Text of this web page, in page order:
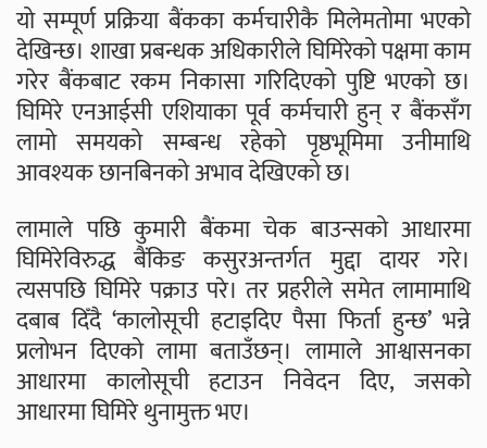
यो सम्पूर्ण प्रक्रिया बैंकका कर्मचारीकै मिलेमतोमा भएको
देखिन्छ। शाखा प्रबन्धक अधिकारीले घिमिरेको पक्षमा काम
गरेर बैंकबाट रकम निकासा गरिदिएको पुष्टि भएको छ।
घिमिरे एनआईसी एशियाका पूर्व कर्मचारी हुन् र बैंकसँग
लामो समयको सम्बन्ध रहेको पृष्ठभूमिमा उनीमाथि
आवश्यक छानबिनको अभाव देखिएको छ।
लामाले पछि कुमारी बैंकमा चेक बाउन्सको आधारमा
घिमिरेविरुद्ध बैंकिङ कसुरअन्तर्गत मुद्दा दायर गरे।
त्यसपछि घिमिरे पक्राउ परे। तर प्रहरीले समेत लामामाथि
दबाब दिँदै ‘कालोसूची हटाइदिए पैसा फिर्ता हुन्छ’ भन्ने
प्रलोभन दिएको लामा बताउँछन्। लामाले आश्वासनका
आधारमा कालोसूची हटाउन निवेदन दिए, जसको
आधारमा घिमिरे थुनामुक्त भए।